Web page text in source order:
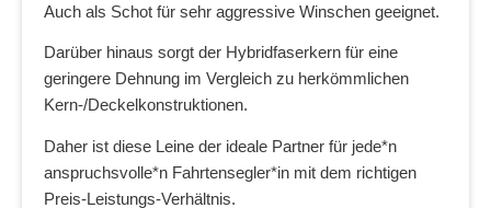
Auch als Schot für sehr aggressive Winschen geeignet.
Darüber hinaus sorgt der Hybridfaserkern für eine
geringere Dehnung im Vergleich zu herkömmlichen
Kern-/Deckelkonstruktionen.
Daher ist diese Leine der ideale Partner für jede*n
anspruchsvolle*n Fahrtensegler*in mit dem richtigen
Preis-Leistungs-Verhältnis.